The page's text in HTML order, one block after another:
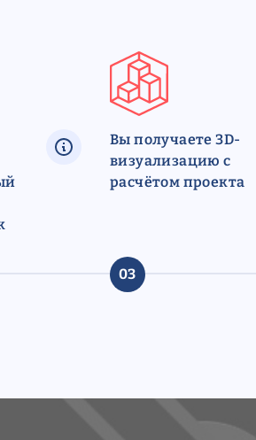
Вы получаете 3D-
визуализацию с
расчётом проекта
03